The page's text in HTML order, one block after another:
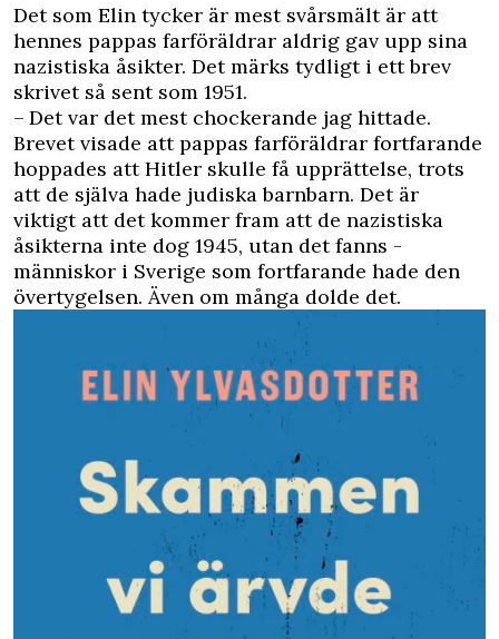
Det som Elin tycker är mest svårsmält är att
hennes ­pappas farföräldrar aldrig gav upp sina
nazistiska åsikter. Det märks tydligt i ett brev
skrivet så sent som 1951.
– Det var det mest chockerande jag hittade.
Brevet ­visade att pappas farföräldrar fortfarande
hoppades att ­Hitler skulle få upprättelse, trots
att de själva hade ­judiska barnbarn. Det är
viktigt att det kommer fram att de ­nazistiska
åsikterna inte dog 1945, utan det fanns ­
människor i Sverige som fortfarande hade den
över­tygelsen. Även om många ­dolde det.